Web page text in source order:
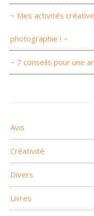
~ Mes activités
photographie ! ~
~ 7 conseils pour une
Avis
Créativité
Divers
Livres